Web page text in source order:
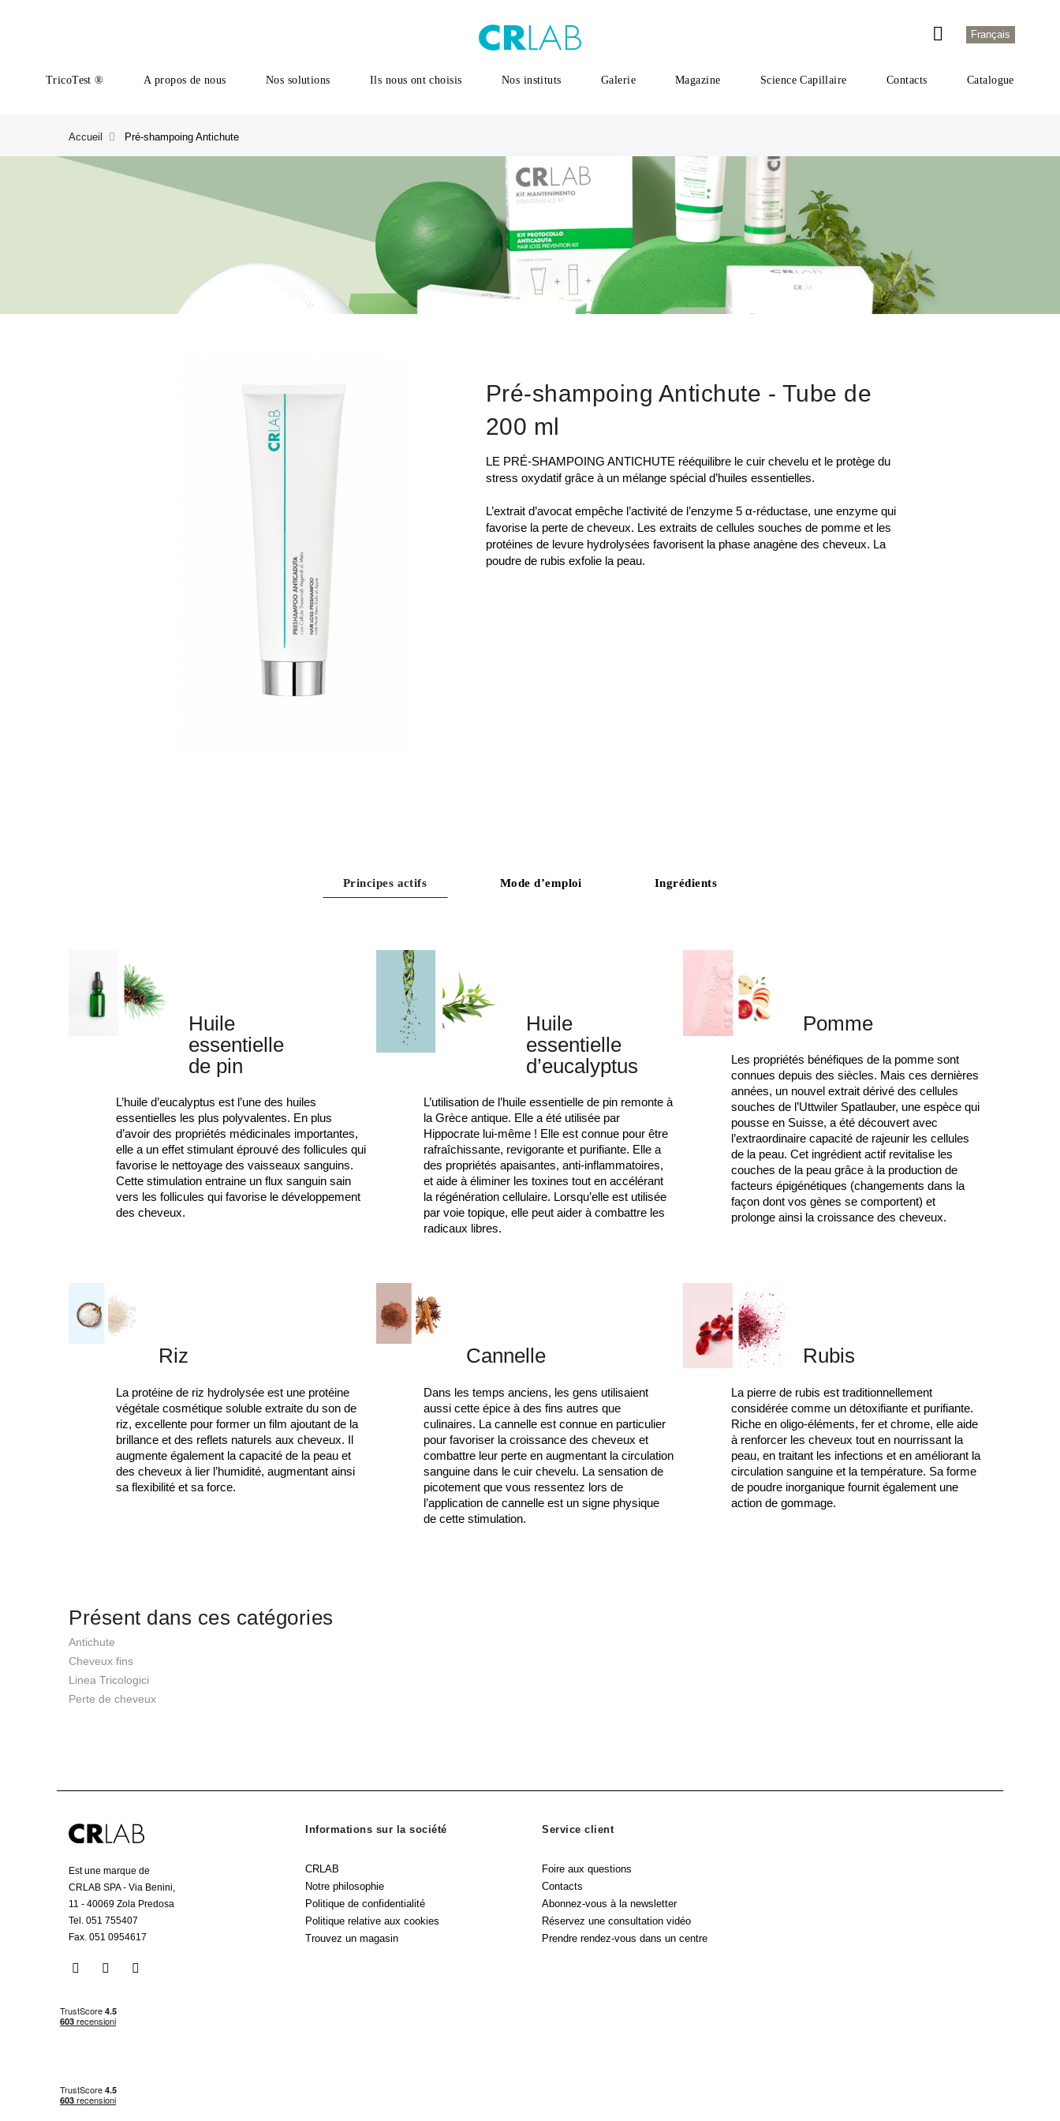
Français
TricoTest ® A propos de nous Nos solutions Ils nous ont choisis Nos instituts Galerie Magazine Science Capillaire Contacts Catalogue
Accueil Pré-shampoing Antichute
Pré-shampoing Antichute - Tube de
200 ml
LE PRÉ-SHAMPOING ANTICHUTE rééquilibre le cuir chevelu et le protège du
stress oxydatif grâce à un mélange spécial d’huiles essentielles.
L’extrait d’avocat empêche l’activité de l’enzyme 5 α-réductase, une enzyme qui
favorise la perte de cheveux. Les extraits de cellules souches de pomme et les
protéines de levure hydrolysées favorisent la phase anagène des cheveux. La
poudre de rubis exfolie la peau.
Principes actifs Mode d’emploi Ingrédients
Huile
essentielle
de pin
L’huile d’eucalyptus est l’une des huiles
essentielles les plus polyvalentes. En plus
d’avoir des propriétés médicinales importantes,
elle a un effet stimulant éprouvé des follicules qui
favorise le nettoyage des vaisseaux sanguins.
Cette stimulation entraine un flux sanguin sain
vers les follicules qui favorise le développement
des cheveux.
Huile
essentielle
d’eucalyptus
L’utilisation de l’huile essentielle de pin remonte à
la Grèce antique. Elle a été utilisée par
Hippocrate lui-même ! Elle est connue pour être
rafraîchissante, revigorante et purifiante. Elle a
des propriétés apaisantes, anti-inflammatoires,
et aide à éliminer les toxines tout en accélérant
la régénération cellulaire. Lorsqu’elle est utilisée
par voie topique, elle peut aider à combattre les
radicaux libres.
Pomme
Les propriétés bénéfiques de la pomme sont
connues depuis des siècles. Mais ces dernières
années, un nouvel extrait dérivé des cellules
souches de l’Uttwiler Spatlauber, une espèce qui
pousse en Suisse, a été découvert avec
l’extraordinaire capacité de rajeunir les cellules
de la peau. Cet ingrédient actif revitalise les
couches de la peau grâce à la production de
facteurs épigénétiques (changements dans la
façon dont vos gènes se comportent) et
prolonge ainsi la croissance des cheveux.
Riz
La protéine de riz hydrolysée est une protéine
végétale cosmétique soluble extraite du son de
riz, excellente pour former un film ajoutant de la
brillance et des reflets naturels aux cheveux. Il
augmente également la capacité de la peau et
des cheveux à lier l’humidité, augmentant ainsi
sa flexibilité et sa force.
Cannelle
Dans les temps anciens, les gens utilisaient
aussi cette épice à des fins autres que
culinaires. La cannelle est connue en particulier
pour favoriser la croissance des cheveux et
combattre leur perte en augmentant la circulation
sanguine dans le cuir chevelu. La sensation de
picotement que vous ressentez lors de
l’application de cannelle est un signe physique
de cette stimulation.
Rubis
La pierre de rubis est traditionnellement
considérée comme un détoxifiante et purifiante.
Riche en oligo-éléments, fer et chrome, elle aide
à renforcer les cheveux tout en nourrissant la
peau, en traitant les infections et en améliorant la
circulation sanguine et la température. Sa forme
de poudre inorganique fournit également une
action de gommage.
Présent dans ces catégories
Antichute
Cheveux fins
Linea Tricologici
Perte de cheveux
Est une marque de
CRLAB SPA - Via Benini,
11 - 40069 Zola Predosa
Tel. 051 755407
Fax. 051 0954617
Informations sur la société
CRLAB
Notre philosophie
Politique de confidentialité
Politique relative aux cookies
Trouvez un magasin
Service client
Foire aux questions
Contacts
Abonnez-vous à la newsletter
Réservez une consultation vidéo
Prendre rendez-vous dans un centre